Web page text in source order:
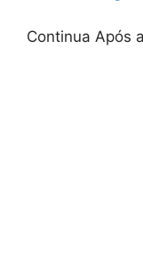
Continua Após